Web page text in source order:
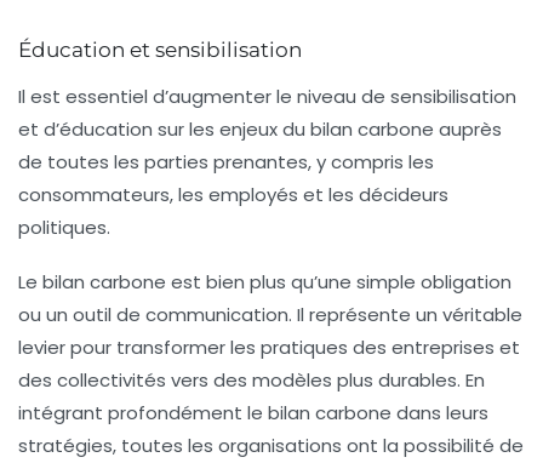
Éducation et sensibilisation
Il est essentiel d’augmenter le niveau de sensibilisation
et d’éducation sur les enjeux du bilan carbone auprès
de toutes les parties prenantes, y compris les
consommateurs, les employés et les décideurs
politiques.
Le bilan carbone est bien plus qu’une simple obligation
ou un outil de communication. Il représente un véritable
levier pour transformer les pratiques des entreprises et
des collectivités vers des modèles plus durables. En
intégrant profondément le bilan carbone dans leurs
stratégies, toutes les organisations ont la possibilité de